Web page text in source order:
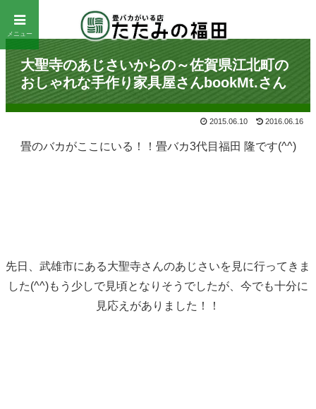
大聖寺のあじさいからの～佐賀県江北町の
おしゃれな手作り家具屋さんbookMt.さん
2015.06.10 2016.06.16
畳のバカがここにいる！！畳バカ3代目福田 隆です(^^)
先日、武雄市にある大聖寺さんのあじさいを見に行ってきま
した(^^)もう少しで見頃となりそうでしたが、今でも十分に
見応えがありました！！
メニュー